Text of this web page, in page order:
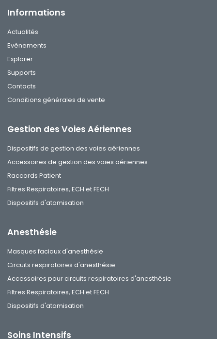
Informations
Actualités
Evènements
Explorer
Supports
Contacts
Conditions générales de vente
Gestion des Voies Aériennes
Dispositifs de gestion des voies aériennes
Accessoires de gestion des voies aériennes
Raccords Patient
Filtres Respiratoires, ECH et FECH
Dispositifs d'atomisation
Anesthésie
Masques faciaux d'anesthésie
Circuits respiratoires d'anesthésie
Accessoires pour circuits respiratoires d'anesthésie
Filtres Respiratoires, ECH et FECH
Dispositifs d'atomisation
Soins Intensifs